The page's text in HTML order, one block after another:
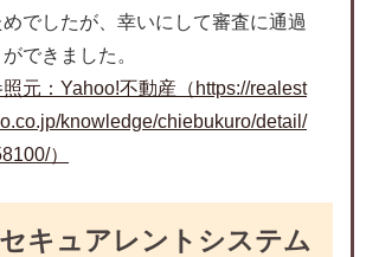
でしたが、幸いにして審査に通過
できました。
元：Yahoo!不動産（https://realest
knowledge/chiebukuro/detail/
）
キュアレントシステム